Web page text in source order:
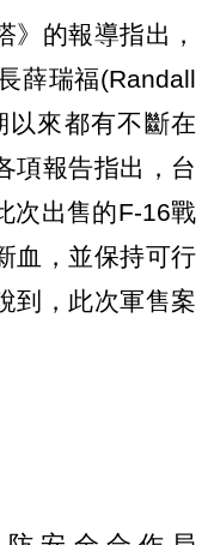
》的報導指出，
薛瑞福(Randall
以來都有不斷在
項報告指出，台
次出售的F-16戰
血，並保持可行
到，此次軍售案